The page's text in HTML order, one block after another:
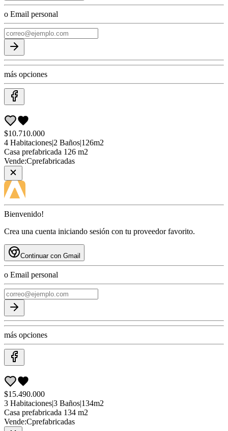
o Email personal
más opciones
$10.710.000
4 Habitaciones|2 Baños|126m2
Casa prefabricada 126 m2
Vende:Cprefabricadas
Bienvenido!
Crea una cuenta iniciando sesión con tu proveedor favorito.
Continuar con Gmail
o Email personal
más opciones
$15.490.000
3 Habitaciones|3 Baños|134m2
Casa prefabricada 134 m2
Vende:Cprefabricadas